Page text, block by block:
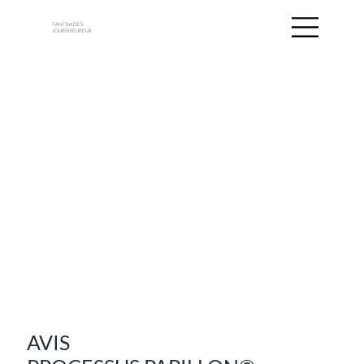
TANTRA DES
JOURS HEUREUX
AVIS